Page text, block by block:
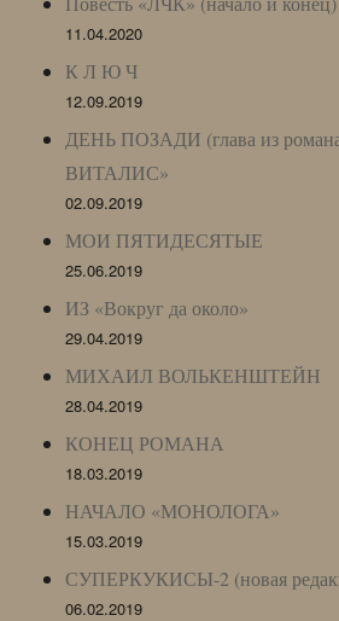
11.04.2020
К Л Ю Ч
12.09.2019
ДЕНЬ ПОЗАДИ (глава из
ВИТАЛИС»
02.09.2019
МОИ ПЯТИДЕСЯТЫЕ
25.06.2019
ИЗ «Вокруг да около»
29.04.2019
МИХАИЛ ВОЛЬКЕНШТЕЙН
28.04.2019
КОНЕЦ РОМАНА
18.03.2019
НАЧАЛО «МОНОЛОГА»
15.03.2019
СУПЕРКУКИСЫ-2 (новая
06.02.2019